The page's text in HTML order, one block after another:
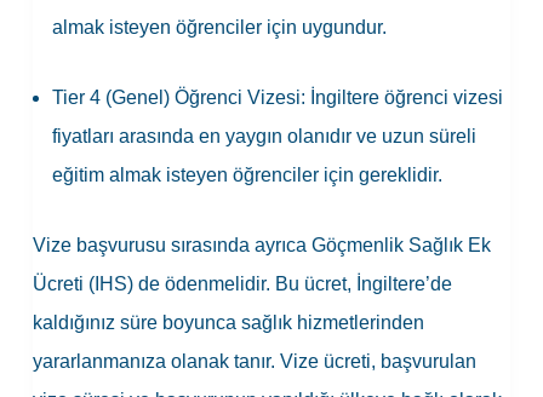
almak isteyen öğrenciler için uygundur.
Tier 4 (Genel) Öğrenci Vizesi: İngiltere öğrenci vizesi
fiyatları arasında en yaygın olanıdır ve uzun süreli
eğitim almak isteyen öğrenciler için gereklidir.
Vize başvurusu sırasında ayrıca Göçmenlik Sağlık Ek
Ücreti (IHS) de ödenmelidir. Bu ücret, İngiltere’de
kaldığınız süre boyunca sağlık hizmetlerinden
yararlanmanıza olanak tanır. Vize ücreti, başvurulan